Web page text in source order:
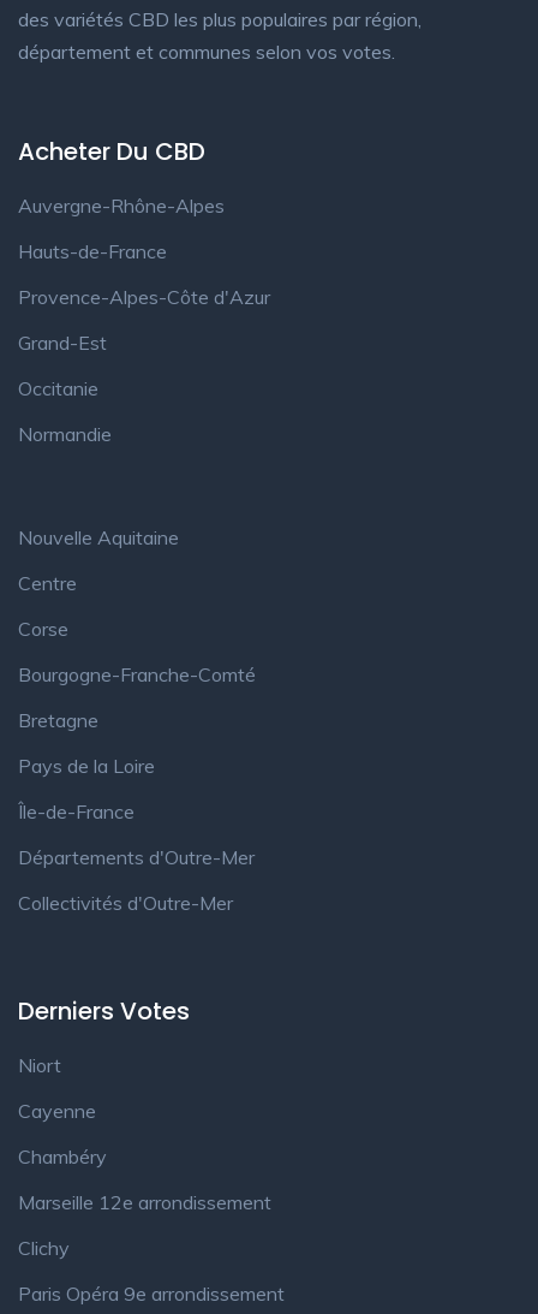
des variétés CBD les plus populaires par région,
département et communes selon vos votes.
Acheter Du CBD
Auvergne-Rhône-Alpes
Hauts-de-France
Provence-Alpes-Côte d'Azur
Grand-Est
Occitanie
Normandie
Nouvelle Aquitaine
Centre
Corse
Bourgogne-Franche-Comté
Bretagne
Pays de la Loire
Île-de-France
Départements d'Outre-Mer
Collectivités d'Outre-Mer
Derniers Votes
Niort
Cayenne
Chambéry
Marseille 12e arrondissement
Clichy
Paris Opéra 9e arrondissement